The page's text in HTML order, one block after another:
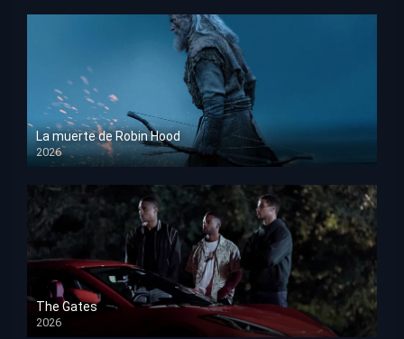
La muerte de Robin Hood
2026
HD 1080p
The Gates
2026
HD 1080p